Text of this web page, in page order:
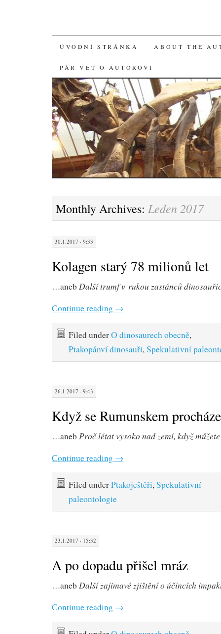
SKIP
TO
CONTENT
ÚVODNÍ STRÁNKA ABOUT THE
PÁR VĚT O AUTOROVI
Monthly Archives: Leden 2017
30.1.2017 · 9:33
Kolagen starý 78 milionů let
…aneb Další trumf v rukou zastánců
Continue reading →
Filed underO dinosaurech obecně,
Ptakopánví dinosauři,Spekulativní
26.1.2017 · 9:43
Když se Rumunskem
…aneb Proč létat vysoko nad zemí, když
Continue reading →
Filed underPtakoještěři, Spekulativní
paleontologie
23.1.2017 · 15:32
A po dopadu přišel mráz
…aneb Další zajímavé zjištění o účincích
Continue reading →